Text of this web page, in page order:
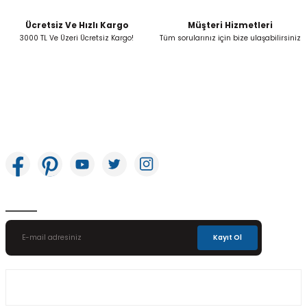
Gönder
Ücretsiz Ve Hızlı Kargo
3000 TL Ve Üzeri Ücretsiz Kargo!
Müşteri Hizmetleri
Tüm sorularınız için bize ulaşabilirsiniz
Kayıt Ol